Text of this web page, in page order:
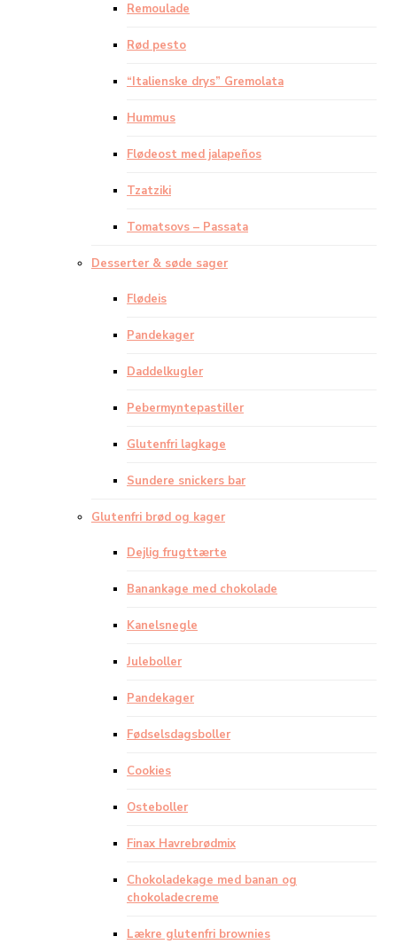
Remoulade
Rød pesto
“Italienske drys” Gremolata
Hummus
Flødeost med jalapeños
Tzatziki
Tomatsovs – Passata
Desserter & søde sager
Flødeis
Pandekager
Daddelkugler
Pebermyntepastiller
Glutenfri lagkage
Sundere snickers bar
Glutenfri brød og kager
Dejlig frugttærte
Banankage med chokolade
Kanelsnegle
Juleboller
Pandekager
Fødselsdagsboller
Cookies
Osteboller
Finax Havrebrødmix
Chokoladekage med banan og
chokoladecreme
Lækre glutenfri brownies